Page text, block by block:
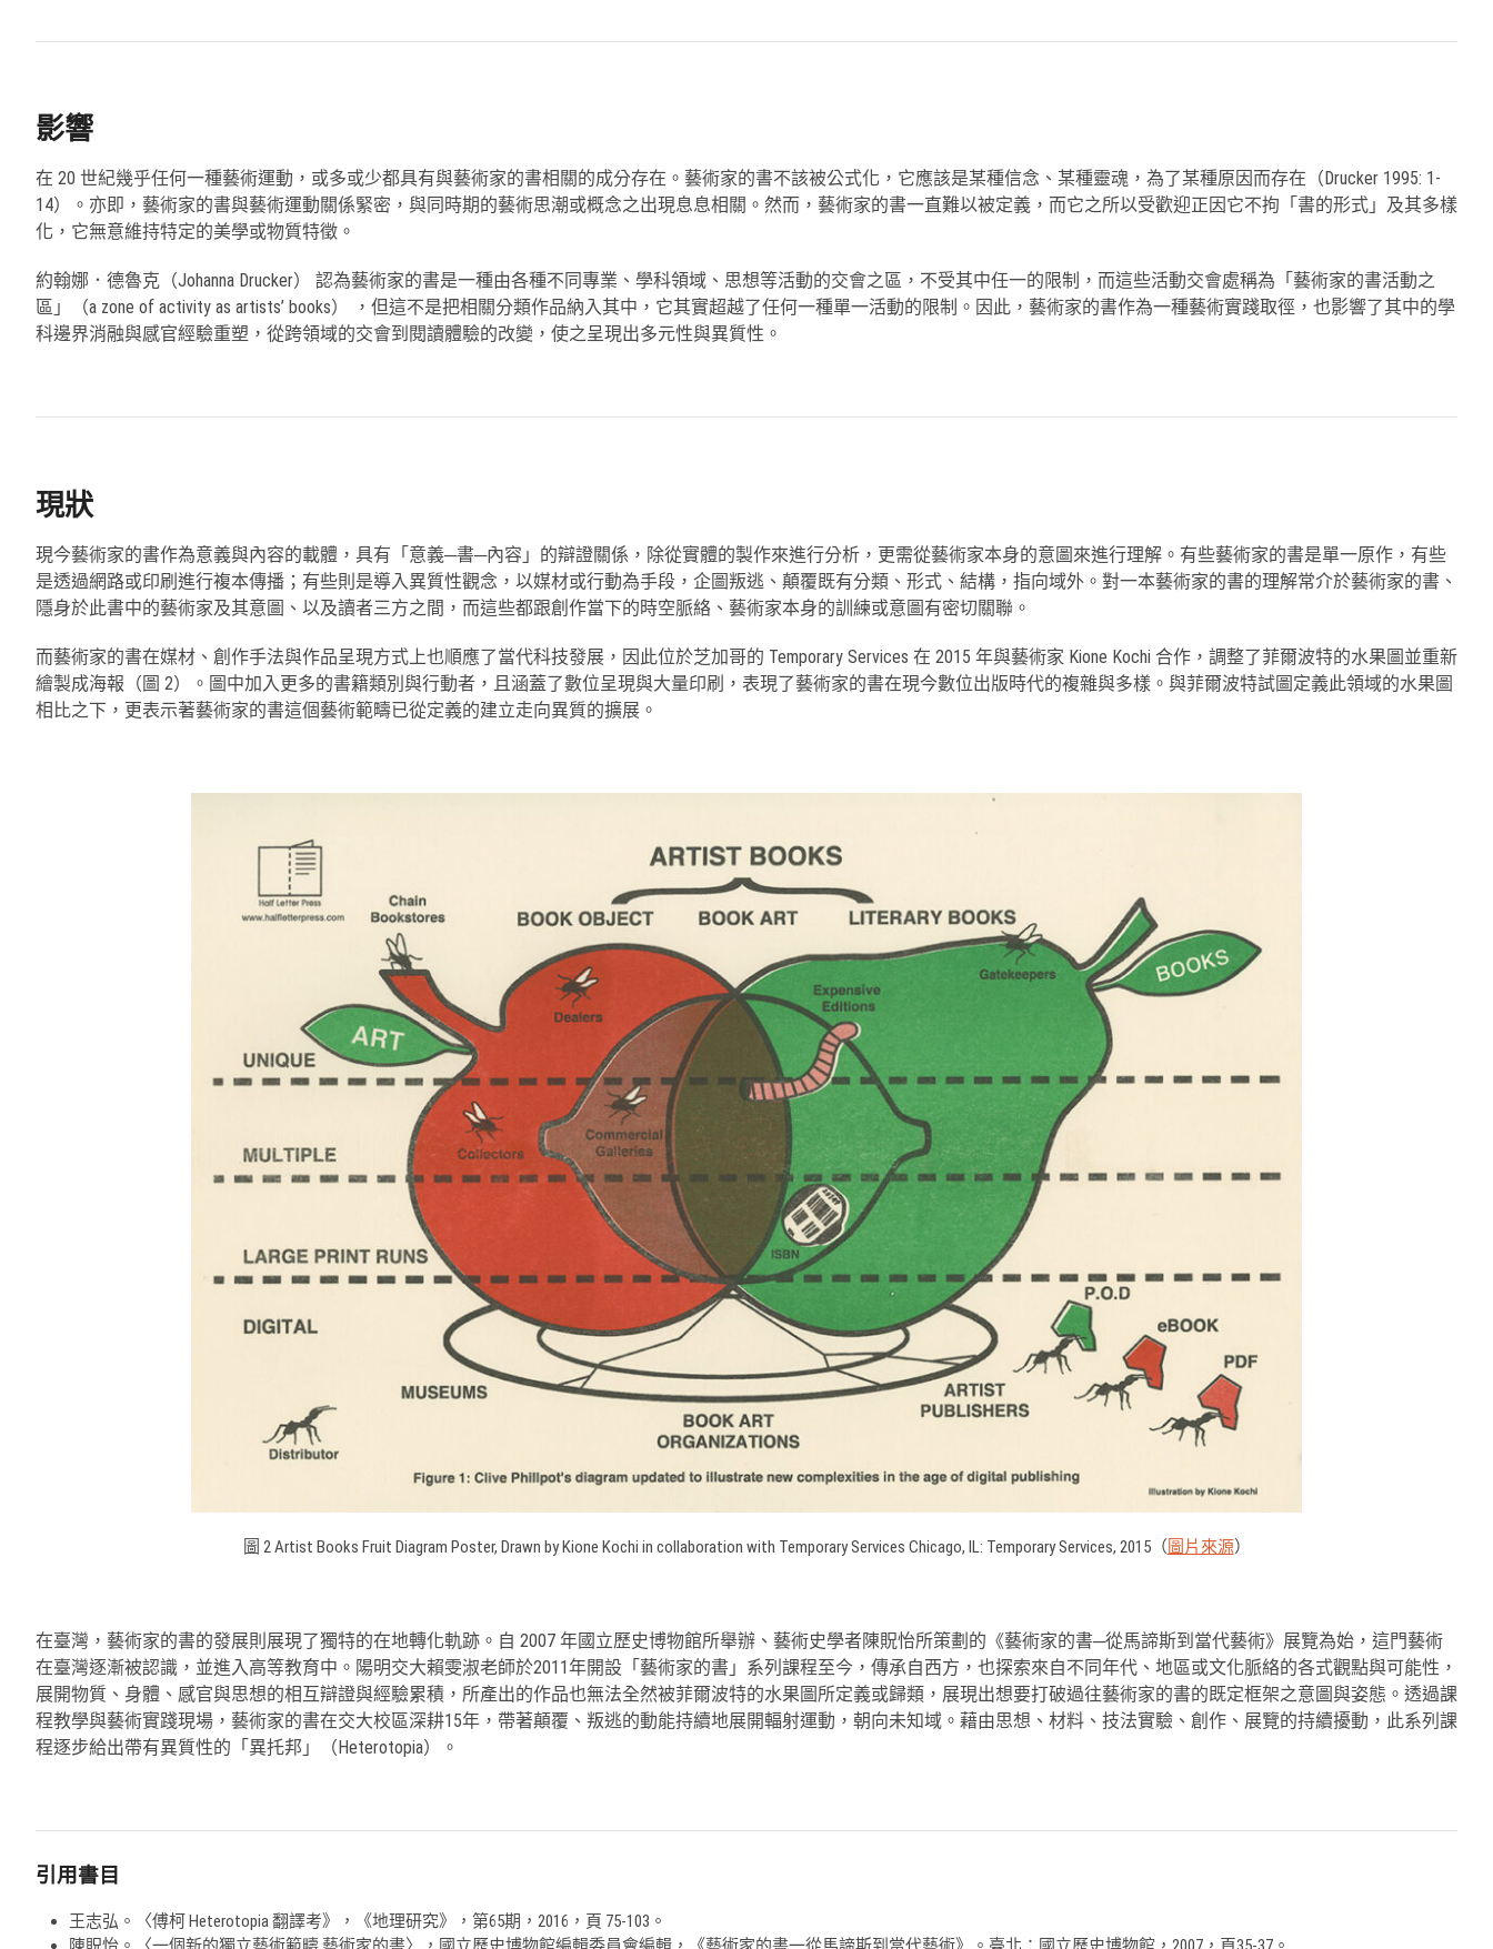
影響
在 20 世紀幾乎任何一種藝術運動，或多或少都具有與藝術家的書相關的成分存在。藝術家的書不該被公式化，它應該是某種信念、某種靈魂，為了某種原因而存在（Drucker 1995: 1-
14）。亦即，藝術家的書與藝術運動關係緊密，與同時期的藝術思潮或概念之出現息息相關。然而，藝術家的書一直難以被定義，而它之所以受歡迎正因它不拘「書的形式」及其多樣
化，它無意維持特定的美學或物質特徵。
約翰娜．德魯克（Johanna Drucker） 認為藝術家的書是一種由各種不同專業、學科領域、思想等活動的交會之區，不受其中任一的限制，而這些活動交會處稱為「藝術家的書活動之
區」（a zone of activity as artists’ books） ，但這不是把相關分類作品納入其中，它其實超越了任何一種單一活動的限制。因此，藝術家的書作為一種藝術實踐取徑，也影響了其中的學
科邊界消融與感官經驗重塑，從跨領域的交會到閱讀體驗的改變，使之呈現出多元性與異質性。
現狀
現今藝術家的書作為意義與內容的載體，具有「意義─書─內容」的辯證關係，除從實體的製作來進行分析，更需從藝術家本身的意圖來進行理解。有些藝術家的書是單一原作，有些
是透過網路或印刷進行複本傳播；有些則是導入異質性觀念，以媒材或行動為手段，企圖叛逃、顛覆既有分類、形式、結構，指向域外。對一本藝術家的書的理解常介於藝術家的書、
隱身於此書中的藝術家及其意圖、以及讀者三方之間，而這些都跟創作當下的時空脈絡、藝術家本身的訓練或意圖有密切關聯。
而藝術家的書在媒材、創作手法與作品呈現方式上也順應了當代科技發展，因此位於芝加哥的 Temporary Services 在 2015 年與藝術家 Kione Kochi 合作，調整了菲爾波特的水果圖並重新
繪製成海報（圖 2）。圖中加入更多的書籍類別與行動者，且涵蓋了數位呈現與大量印刷，表現了藝術家的書在現今數位出版時代的複雜與多樣。與菲爾波特試圖定義此領域的水果圖
相比之下，更表示著藝術家的書這個藝術範疇已從定義的建立走向異質的擴展。
圖 2 Artist Books Fruit Diagram Poster, Drawn by Kione Kochi in collaboration with Temporary Services Chicago, IL: Temporary Services, 2015（ 圖片來源）
在臺灣，藝術家的書的發展則展現了獨特的在地轉化軌跡。自 2007 年國立歷史博物館所舉辦、藝術史學者陳貺怡所策劃的《藝術家的書─從馬諦斯到當代藝術》展覽為始，這門藝術
在臺灣逐漸被認識，並進入高等教育中。陽明交大賴雯淑老師於2011年開設「藝術家的書」系列課程至今，傳承自西方，也探索來自不同年代、地區或文化脈絡的各式觀點與可能性，
展開物質、身體、感官與思想的相互辯證與經驗累積，所產出的作品也無法全然被菲爾波特的水果圖所定義或歸類，展現出想要打破過往藝術家的書的既定框架之意圖與姿態。透過課
程教學與藝術實踐現場，藝術家的書在交大校區深耕15年，帶著顛覆、叛逃的動能持續地展開輻射運動，朝向未知域。藉由思想、材料、技法實驗、創作、展覽的持續擾動，此系列課
程逐步給出帶有異質性的「異托邦」（Heterotopia）。
引用書目
王志弘。〈傅柯 Heterotopia 翻譯考》，《地理研究》，第65期，2016，頁 75-103。